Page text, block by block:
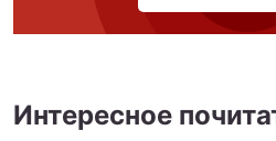
Интересное